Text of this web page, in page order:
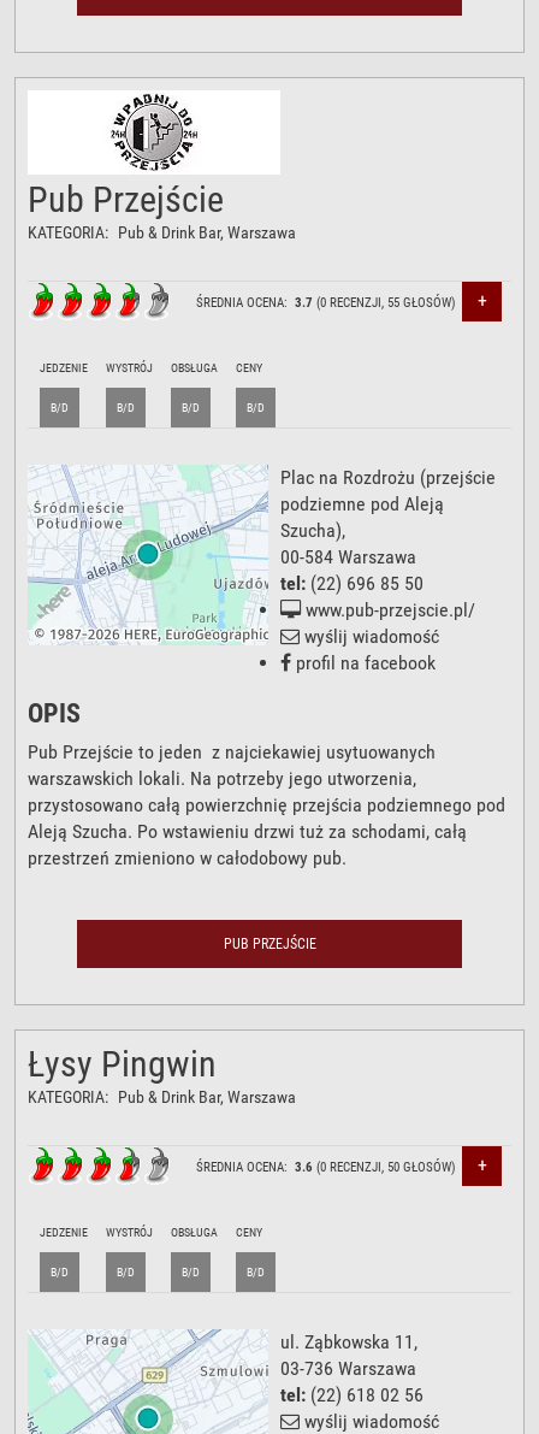
Pub Przejście
KATEGORIA: Pub & Drink Bar, Warszawa
ŚREDNIA OCENA:3.7 (0 RECENZJI, 55 GŁOSÓW) +
JEDZENIE
B/D
WYSTRÓJ
B/D
OBSŁUGA
B/D
CENY
B/D
Plac na Rozdrożu (przejście
podziemne pod Aleją
Szucha),
00-584 Warszawa
tel: (22) 696 85 50
www.pub-przejscie.pl/
wyślij wiadomość
profil na facebook
OPIS
Pub Przejście to jeden z najciekawiej usytuowanych
warszawskich lokali. Na potrzeby jego utworzenia,
przystosowano całą powierzchnię przejścia podziemnego pod
Aleją Szucha. Po wstawieniu drzwi tuż za schodami, całą
przestrzeń zmieniono w całodobowy pub.
PUB PRZEJŚCIE
Łysy Pingwin
KATEGORIA: Pub & Drink Bar, Warszawa
ŚREDNIA OCENA:3.6 (0 RECENZJI, 50 GŁOSÓW) +
JEDZENIE
B/D
WYSTRÓJ
B/D
OBSŁUGA
B/D
CENY
B/D
ul. Ząbkowska 11 ,
03-736 Warszawa
tel: (22) 618 02 56
wyślij wiadomość